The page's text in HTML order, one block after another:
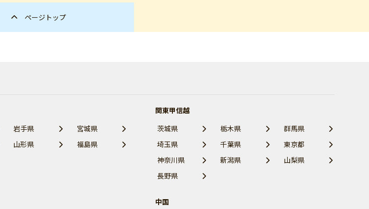
ページトップ
岩手県
宮城県
山形県 福島県
関東甲信越
茨城県
栃木県
群馬県
埼玉県
千葉県
東京都
神奈川県
新潟県
山梨県
長野県
中国